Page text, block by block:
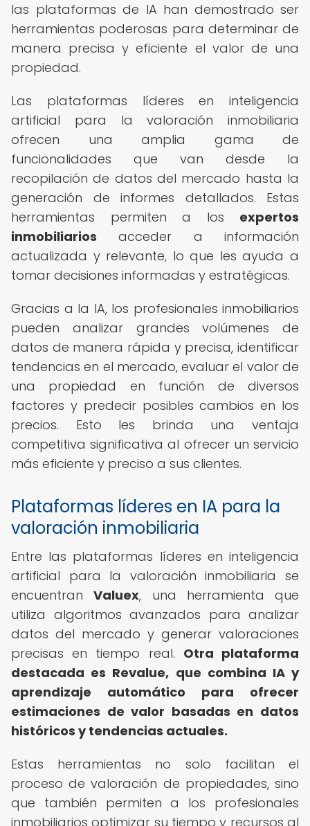
las plataformas de IA han demostrado ser
herramientas poderosas para determinar de
manera precisa y eficiente el valor de una
propiedad.
Las plataformas líderes en inteligencia
artificial para la valoración inmobiliaria
ofrecen una amplia gama de
funcionalidades que van desde la
recopilación de datos del mercado hasta la
generación de informes detallados. Estas
herramientas permiten a los expertos
inmobiliarios acceder a información
actualizada y relevante, lo que les ayuda a
tomar decisiones informadas y estratégicas.
Gracias a la IA, los profesionales inmobiliarios
pueden analizar grandes volúmenes de
datos de manera rápida y precisa, identificar
tendencias en el mercado, evaluar el valor de
una propiedad en función de diversos
factores y predecir posibles cambios en los
precios. Esto les brinda una ventaja
competitiva significativa al ofrecer un servicio
más eficiente y preciso a sus clientes.
Plataformas líderes en IA para la
valoración inmobiliaria
Entre las plataformas líderes en inteligencia
artificial para la valoración inmobiliaria se
encuentranValuex, una herramienta que
utiliza algoritmos avanzados para analizar
datos del mercado y generar valoraciones
precisas en tiempo real. Otra plataforma
destacada es Revalue, que combina IA y
aprendizaje automático para ofrecer
estimaciones de valor basadas en datos
históricos y tendencias actuales.
Estas herramientas no solo facilitan el
proceso de valoración de propiedades, sino
que también permiten a los profesionales
inmobiliarios optimizar su tiempo y recursos al